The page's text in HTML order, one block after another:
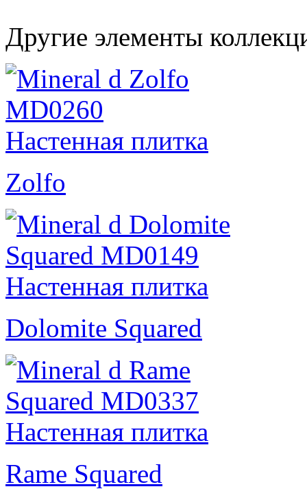
Другие элементы
Zolfo
Dolomite Squared
Rame Squared